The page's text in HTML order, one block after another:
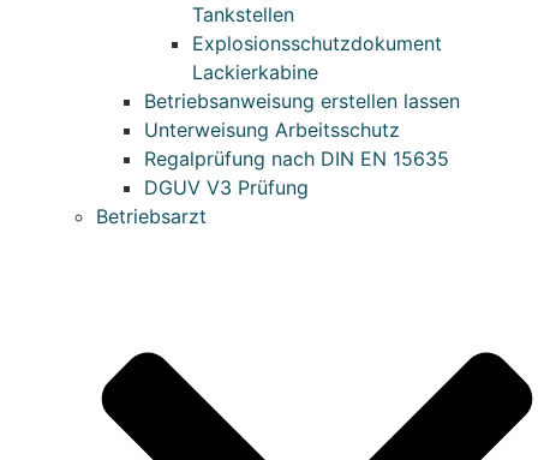
Tankstellen
Explosionsschutzdokument
Lackierkabine
Betriebsanweisung erstellen lassen
Unterweisung Arbeitsschutz
Regalprüfung nach DIN EN 15635
DGUV V3 Prüfung
Betriebsarzt